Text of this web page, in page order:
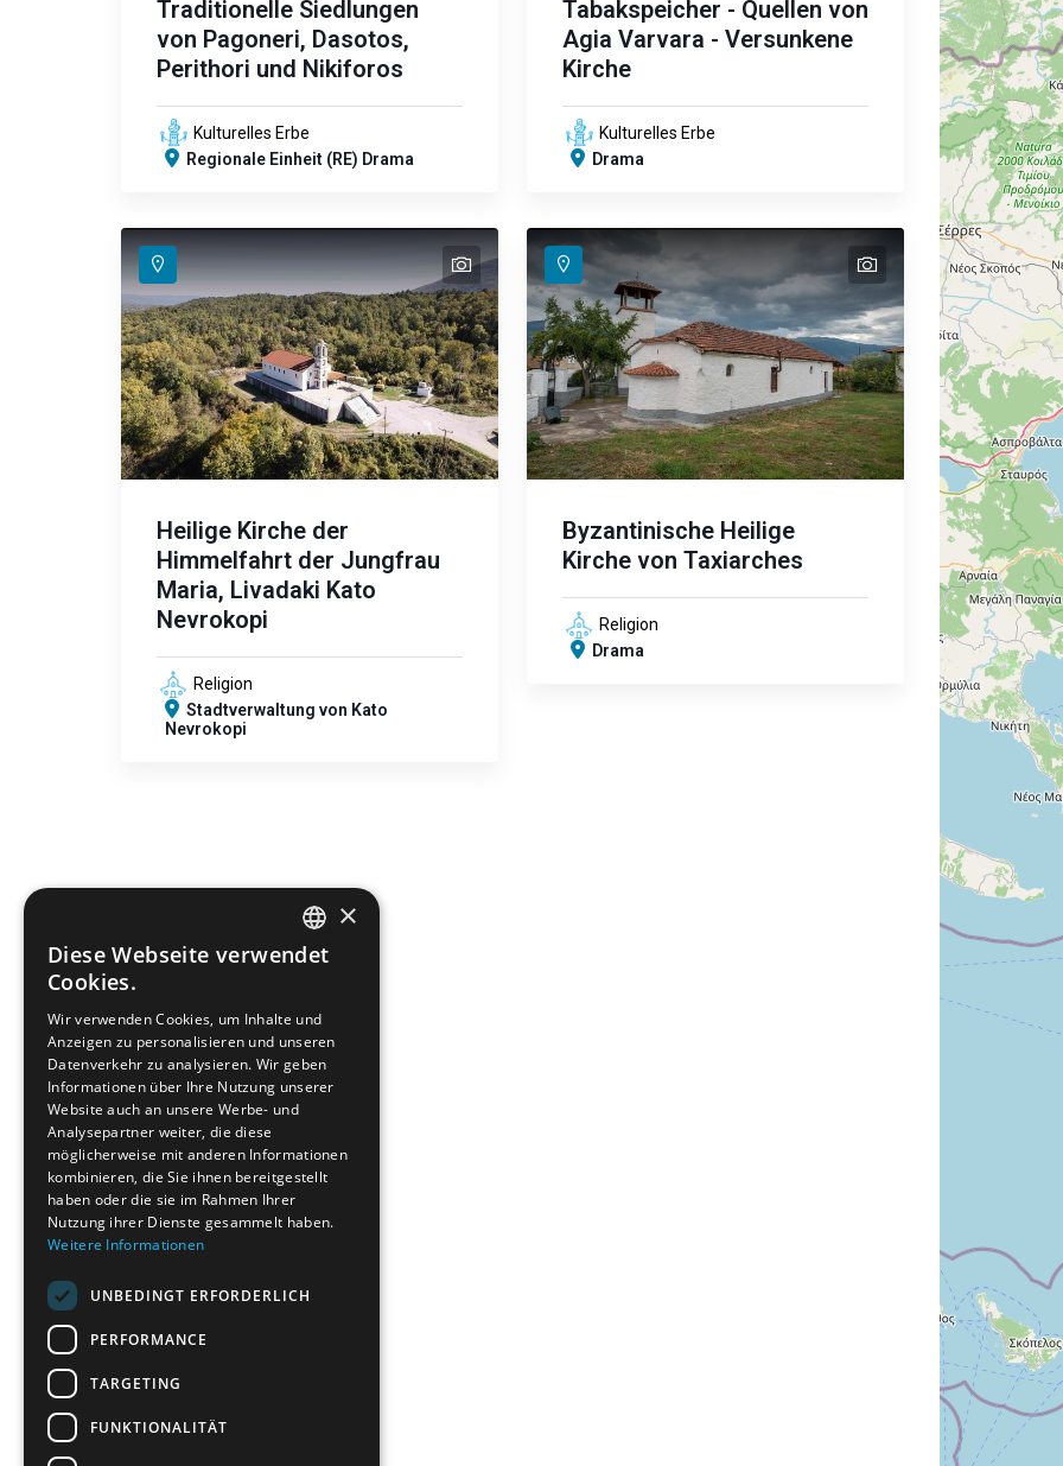
Traditionelle Siedlungen
von Pagoneri, Dasotos,
Perithori und Nikiforos
Kulturelles Erbe
Regionale Einheit (RE) Drama
Tabakspeicher - Quellen von
Agia Varvara - Versunkene
Kirche
Kulturelles Erbe
Drama
text
Heilige Kirche der
Himmelfahrt der Jungfrau
Maria, Livadaki Kato
Nevrokopi
Religion
Stadtverwaltung von Kato
Nevrokopi
Byzantinische Heilige
Kirche von Taxiarches
Religion
Drama
ENGLISH
FRENCH
BULGARIAN
ROMANIAN
TURKISH
×
Diese Webseite verwendet
Cookies.
Wir verwenden Cookies, um Inhalte und
Anzeigen zu personalisieren und unseren
Datenverkehr zu analysieren. Wir geben
Informationen über Ihre Nutzung unserer
Website auch an unsere Werbe- und
Analysepartner weiter, die diese
möglicherweise mit anderen Informationen
kombinieren, die Sie ihnen bereitgestellt
haben oder die sie im Rahmen Ihrer
Nutzung ihrer Dienste gesammelt haben.
Weitere Informationen
UNBEDINGT ERFORDERLICH
PERFORMANCE
TARGETING
FUNKTIONALITÄT